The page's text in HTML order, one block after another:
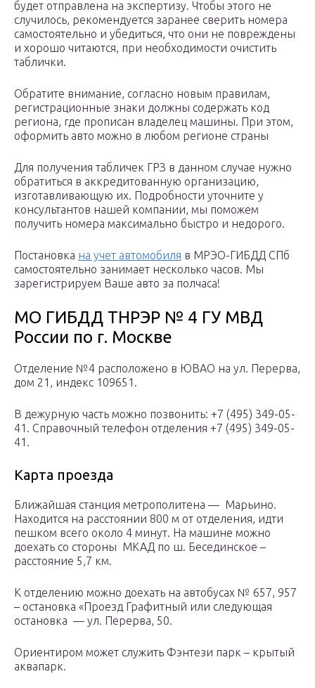
будет отправлена на экспертизу. Чтобы этого не
случилось, рекомендуется заранее сверить номера
самостоятельно и убедиться, что они не повреждены
и хорошо читаются, при необходимости очистить
таблички.
Обратите внимание, согласно новым правилам,
регистрационные знаки должны содержать код
региона, где прописан владелец машины. При этом,
оформить авто можно в любом регионе страны
Для получения табличек ГРЗ в данном случае нужно
обратиться в аккредитованную организацию,
изготавливающую их. Подробности уточните у
консультантов нашей компании, мы поможем
получить номера максимально быстро и недорого.
Постановка на учет автомобиля в МРЭО-ГИБДД СПб
самостоятельно занимает несколько часов. Мы
зарегистрируем Ваше авто за полчаса!
МО ГИБДД ТНРЭР № 4 ГУ МВД
России по г. Москве
Отделение №4 расположено в ЮВАО на ул. Перерва,
дом 21, индекс 109651.
В дежурную часть можно позвонить: +7 (495) 349-05-
41. Справочный телефон отделения +7 (495) 349-05-
41.
Карта проезда
Ближайшая станция метрополитена — Марьино.
Находится на расстоянии 800 м от отделения, идти
пешком всего около 4 минут. На машине можно
доехать со стороны МКАД по ш. Бесединское –
расстояние 5,7 км.
К отделению можно доехать на автобусах № 657, 957
– остановка «Проезд Графитный или следующая
остановка — ул. Перерва, 50.
Ориентиром может служить Фэнтези парк – крытый
аквапарк.